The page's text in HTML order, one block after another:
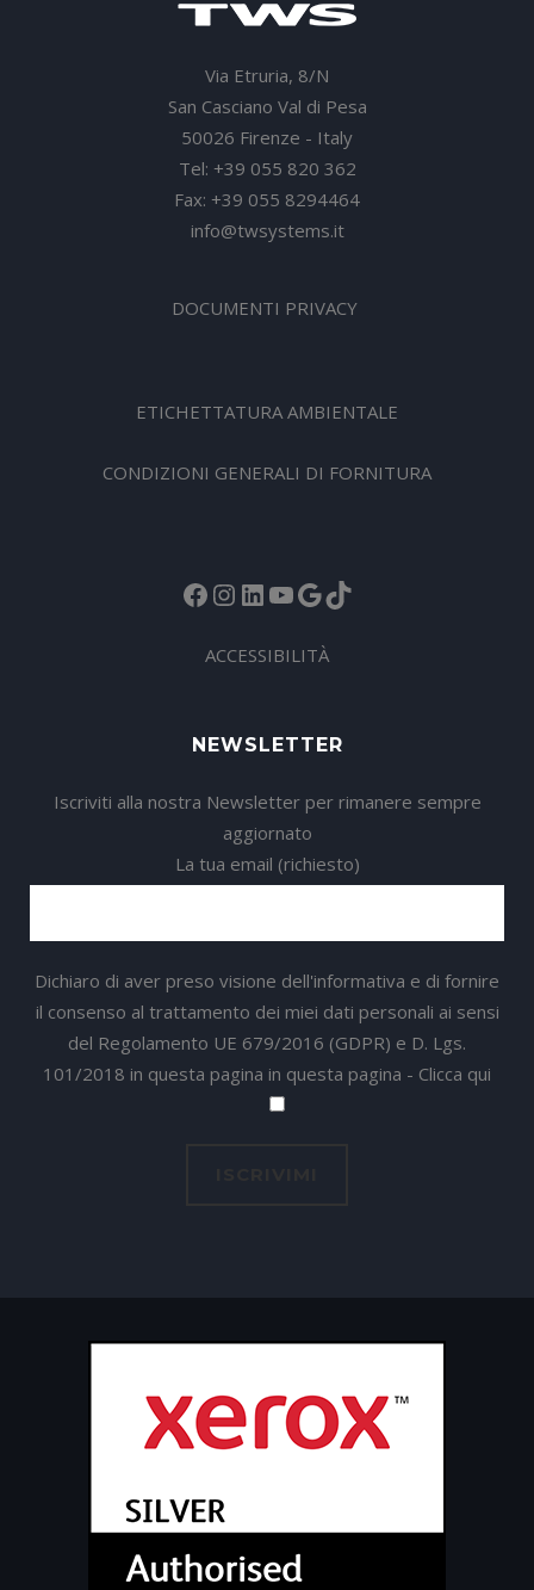
Via Etruria, 8/N
San Casciano Val di Pesa
50026 Firenze - Italy
Tel: +39 055 820 362
Fax: +39 055 8294464
info@twsystems.it
DOCUMENTI PRIVACY
ETICHETTATURA AMBIENTALE
CONDIZIONI GENERALI DI FORNITURA
Facebook
Instagram
LinkedIn
YouTube
Google
TikTok
ACCESSIBILITÀ
NEWSLETTER
Iscriviti alla nostra Newsletter per rimanere sempre
aggiornato
La tua email (richiesto)
Dichiaro di aver preso visione dell'informativa e di fornire
il consenso al trattamento dei miei dati personali ai sensi
del Regolamento UE 679/2016 (GDPR) e D. Lgs.
101/2018 in questa pagina in questa pagina - Clicca qui